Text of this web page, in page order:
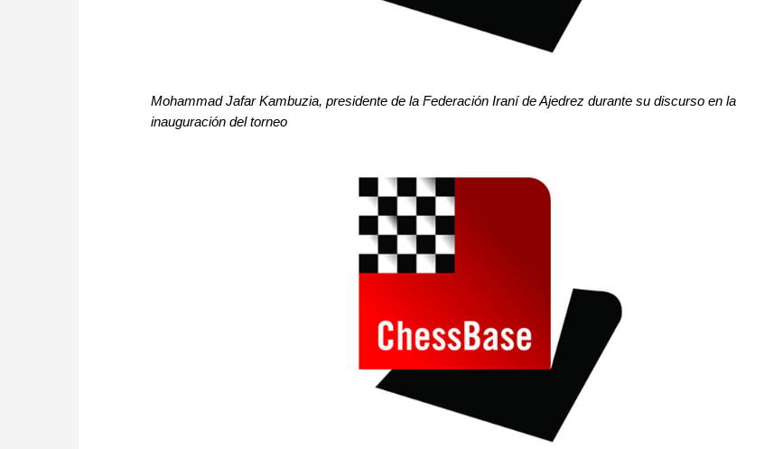
Mohammad JafarKambuzia, presidente de la Federación Iraní de Ajedrez durante su discurso en la
inauguración del torneo